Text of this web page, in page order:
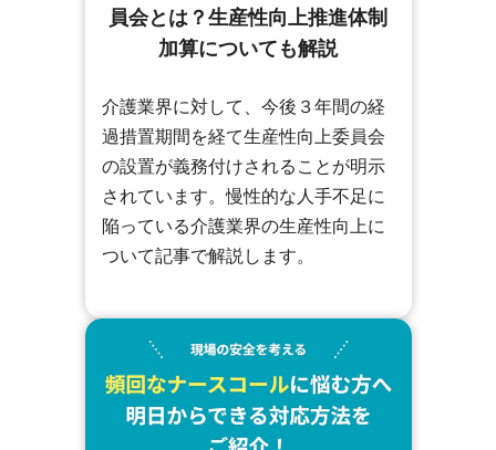
員会とは？生産性向上推進体制
加算についても解説
介護業界に対して、今後３年間の経
過措置期間を経て生産性向上委員会
の設置が義務付けされることが明示
されています。慢性的な人手不足に
陥っている介護業界の生産性向上に
ついて記事で解説します。